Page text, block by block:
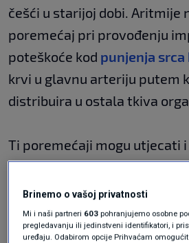
češći u starijoj dobi. Aritmije
poremećaj pri provođenju
poteškoće kod punjenja
krvi u glavnu arteriju putem
distribuira u ostala tkiva
Ti poremećaji mogu utjecati
otkucaja srca u minuti. Ako
u minuti niži od 60 smatra se
bradikardije, a ako su
smatra se da osoba boluje
Brinemo o vašoj privatnosti
Mi i naši partneri 603 pohranjujemo osobne
pregledavanju ili jedinstveni identifikatori, i
uređaju. Odabirom opcije Prihvaćam